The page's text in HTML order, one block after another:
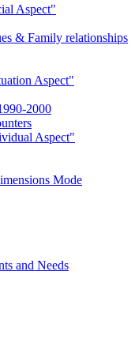
Aspect"
& Family relationships
Aspect"
2000
Aspect"
Mode
and Needs